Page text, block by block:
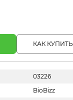
КАК КУПИТЬ
03226
BioBizz